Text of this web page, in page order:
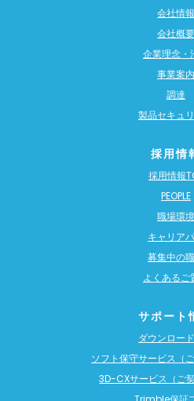
会社情報
会社概要
企業理念・
事業案内
調達
製品セキュ
採用情
採用情報
PEOPLE
職場環境
キャリア
募集中の
よくあるご
サポート
ダウンロー
ソフト保守サービス（
3D-CXサービス（ご